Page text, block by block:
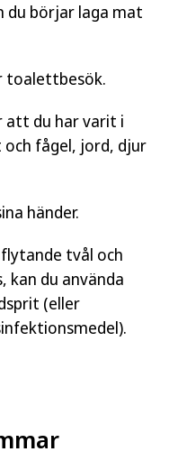
du börjar laga mat
toalettbesök.
du har varit i
fågel, jord, djur
händer.
tvål och
kan du använda
(eller